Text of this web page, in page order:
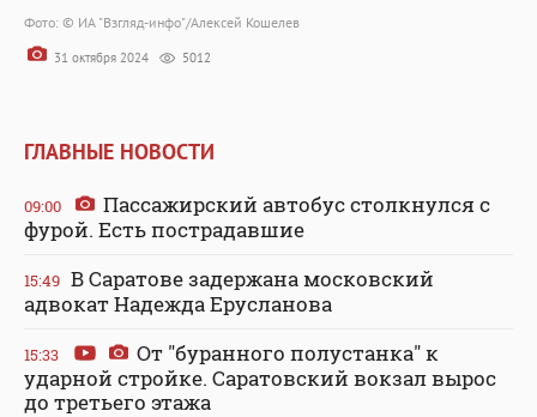
Фото: © ИА "Взгляд-инфо"/Алексей Кошелев
31 октября 2024 5012
ГЛАВНЫЕ НОВОСТИ
09:00
Пассажирский автобус столкнулся с
фурой. Есть пострадавшие
15:49 В Саратове задержана московский
адвокат Надежда Ерусланова
15:33
От "буранного полустанка" к
ударной стройке. Саратовский вокзал вырос
до третьего этажа